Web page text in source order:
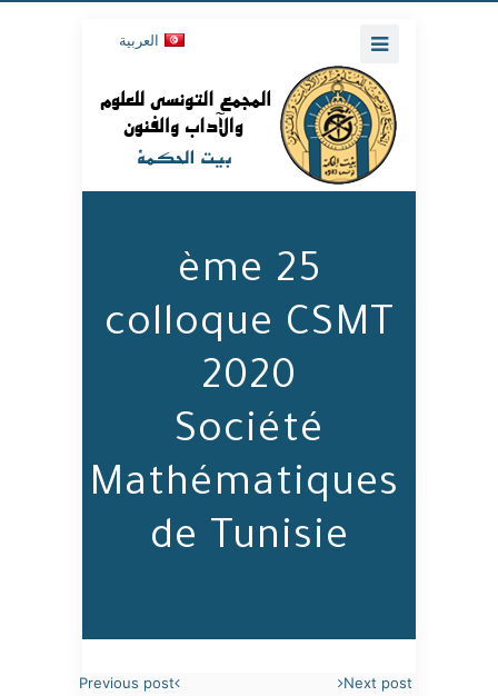
العربية
25 ème
colloque CSMT
2020
Société
Mathématiques
de Tunisie
Previous post Next post